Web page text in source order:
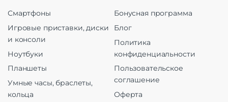
Смартфоны
Игровые приставки, диски
и консоли
Ноутбуки
Планшеты
Умные часы, браслеты,
кольца
Бонусная программа
Блог
Политика
конфиденциальности
Пользовательское
соглашение
Оферта